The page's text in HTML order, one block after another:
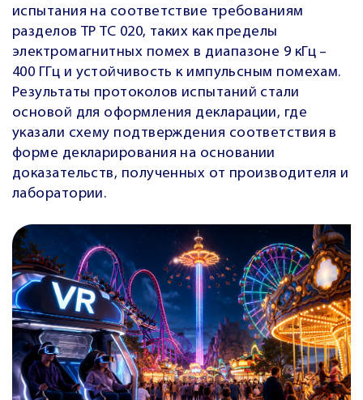
испытания на соответствие требованиям
разделов ТР ТС 020, таких как пределы
электромагнитных помех в диапазоне 9 кГц –
400 ГГц и устойчивость к импульсным помехам.
Результаты протоколов испытаний стали
основой для оформления декларации, где
указали схему подтверждения соответствия в
форме декларирования на основании
доказательств, полученных от производителя и
лаборатории.